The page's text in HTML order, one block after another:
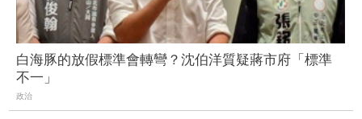
白海豚的放假標準會轉彎？沈伯洋質疑蔣市府「標準
不一」
政治